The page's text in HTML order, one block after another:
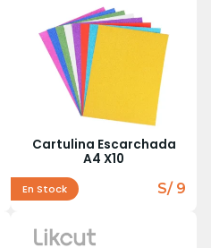
Cartulina Escarchada
A4 X10
En Stock S/ 9